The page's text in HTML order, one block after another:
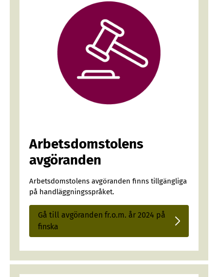
Arbetsdomstolens
avgöranden
Arbetsdomstolens avgöranden finns tillgängliga
på handläggningsspråket.
Gå till avgöranden fr.o.m. år 2024 på
finska
linkki